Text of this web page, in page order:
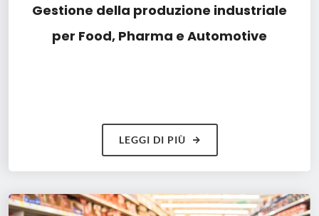
Gestione della produzione industriale
per Food, Pharma e Automotive
LEGGI DI PIÙ